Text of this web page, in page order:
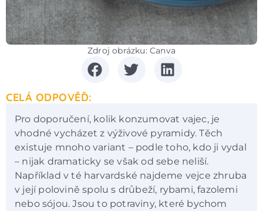
Zdroj obrázku: Canva
CELÁ ODPOVĚĎ:
Pro doporučení, kolik konzumovat vajec, je
vhodné vycházet z výživové pyramidy. Těch
existuje mnoho variant – podle toho, kdo ji vydal
– nijak dramaticky se však od sebe neliší.
Například v té harvardské najdeme vejce zhruba
v její polovině spolu s drůbeží, rybami, fazolemi
nebo sójou. Jsou to potraviny, které bychom